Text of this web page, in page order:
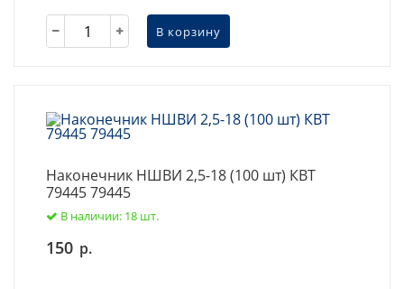
В корзину
Наконечник НШВИ 2,5-18 (100 шт) КВТ
79445 79445
В наличии: 18 шт.
150 р.